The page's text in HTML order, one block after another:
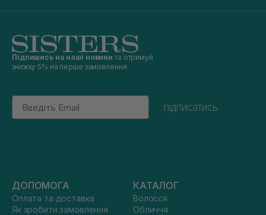
Підпишись на наші новини та отримуй
знижку 5% на перше замовлення
Email
підписатись
ДОПОМОГА
Оплата та доставка
Як зробити замовлення
КАТАЛОГ
Волосся
Обличчя